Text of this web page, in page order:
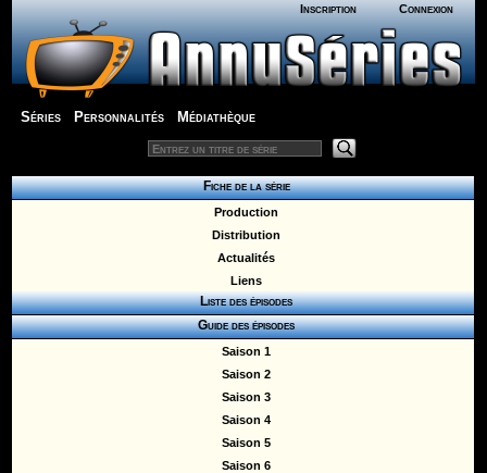
Inscription Connexion
Séries Personnalités Médiathèque
Fiche de la série
Production
Distribution
Actualités
Liens
Liste des épisodes
Guide des épisodes
Saison 1
Saison 2
Saison 3
Saison 4
Saison 5
Saison 6